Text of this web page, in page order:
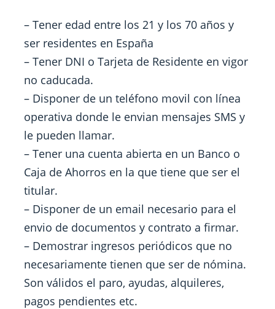
– Tener edad entre los 21 y los 70 años y
ser residentes en España
– Tener DNI o Tarjeta de Residente en vigor
no caducada.
– Disponer de un teléfono movil con línea
operativa donde le envian mensajes SMS y
le pueden llamar.
– Tener una cuenta abierta en un Banco o
Caja de Ahorros en la que tiene que ser el
titular.
– Disponer de un email necesario para el
envio de documentos y contrato a firmar.
– Demostrar ingresos periódicos que no
necesariamente tienen que ser de nómina.
Son válidos el paro, ayudas, alquileres,
pagos pendientes etc.